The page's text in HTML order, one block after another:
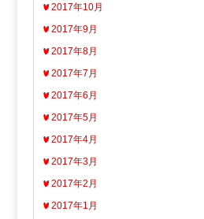
2017年10月
2017年9月
2017年8月
2017年7月
2017年6月
2017年5月
2017年4月
2017年3月
2017年2月
2017年1月